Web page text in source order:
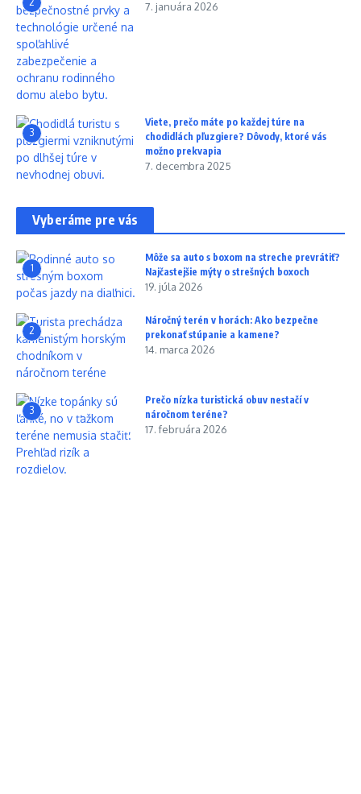
7. januára 2026
3
Viete, prečo máte po každej túre na
chodidlách pľuzgiere? Dôvody, ktoré vás
možno prekvapia
7. decembra 2025
Vyberáme pre vás
1
Môže sa auto s boxom na streche prevrátiť?
Najčastejšie mýty o strešných boxoch
19. júla 2026
2
Náročný terén v horách: Ako bezpečne
prekonať stúpanie a kamene?
14. marca 2026
3
Prečo nízka turistická obuv nestačí v
náročnom teréne?
17. februára 2026